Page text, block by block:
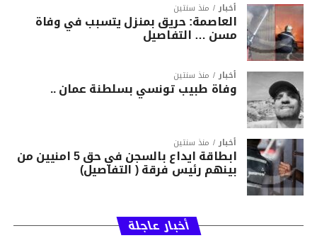
أخبار منذ سنتين
العاصمة: حريق بمنزل يتسبب في وفاة
مسن … التفاصيل
أخبار منذ سنتين
وفاة طبيب تونسي بسلطنة عمان ..
أخبار منذ سنتين
ابطاقة ايداع بالسجن في حق 5 امنيين من
بينهم رئيس فرقة ( التفاصيل)
أخبار عاجلة